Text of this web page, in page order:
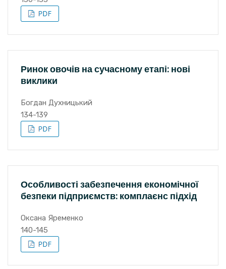
Ринок овочів на сучасному етапі: нові
виклики
Богдан Духницький
134-139
Особливості забезпечення економічної
безпеки підприємств: комплаєнс підхід
Оксана Яременко
140-145